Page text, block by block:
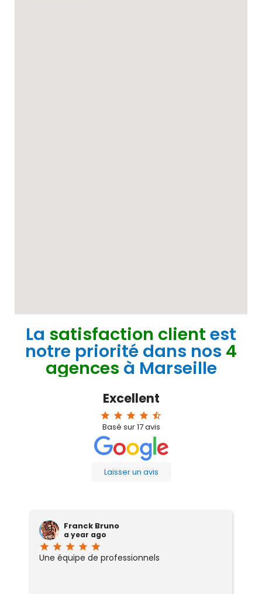
La satisfaction client est
notre priorité dans nos 4
agences à Marseille
Excellent
star star star star star_half
Basé sur17avis
Laisser un avis
Franck Bruno
a year ago
star star star star star
Une équipe de professionnels